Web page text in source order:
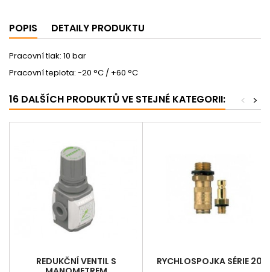
POPIS DETAILY PRODUKTU
Pracovní tlak: 10 bar
Pracovní teplota: -20 °C / +60 °C
16 DALŠÍCH PRODUKTŮ VE STEJNÉ KATEGORII: >
<
REDUKČNÍ VENTIL S
RYCHLOSPOJKA SÉRIE 20